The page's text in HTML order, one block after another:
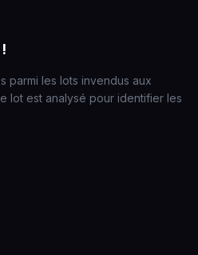
parmi les lots invendus aux
lot est analysé pour identifier les